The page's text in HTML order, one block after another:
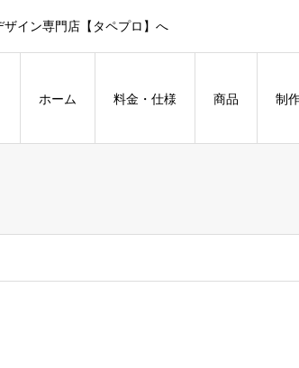
イン専門店【タペプロ】へ
ホーム 料金・仕様 商品 制